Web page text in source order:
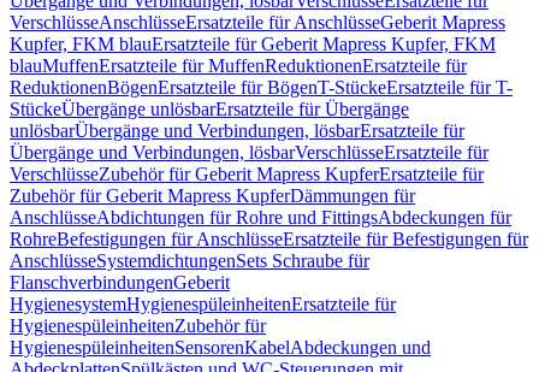
VerschlüsseAnschlüsseErsatzteile für AnschlüsseGeberit Mapress
Kupfer, FKM blauErsatzteile für Geberit Mapress Kupfer, FKM
blauMuffenErsatzteile für MuffenReduktionenErsatzteile für
ReduktionenBögenErsatzteile für BögenT-StückeErsatzteile für T-
StückeÜbergänge unlösbarErsatzteile für Übergänge
unlösbarÜbergänge und Verbindungen, lösbarErsatzteile für
Übergänge und Verbindungen, lösbarVerschlüsseErsatzteile für
VerschlüsseZubehör für Geberit Mapress KupferErsatzteile für
Zubehör für Geberit Mapress KupferDämmungen für
AnschlüsseAbdichtungen für Rohre und FittingsAbdeckungen für
RohreBefestigungen für AnschlüsseErsatzteile für Befestigungen für
AnschlüsseSystemdichtungenSets Schraube für
FlanschverbindungenGeberit
HygienesystemHygienespüleinheitenErsatzteile für
HygienespüleinheitenZubehör für
HygienespüleinheitenSensorenKabelAbdeckungen und